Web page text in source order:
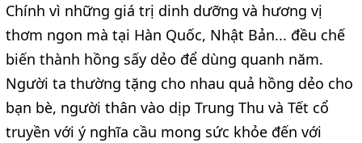
Chính vì những giá trị dinh dưỡng và hương vị
thơm ngon mà tại Hàn Quốc, Nhật Bản... đều chế
biến thành hồng sấy dẻo để dùng quanh năm.
Người ta thường tặng cho nhau quả hồng dẻo cho
bạn bè, người thân vào dịp Trung Thu và Tết cổ
truyền với ý nghĩa cầu mong sức khỏe đến với